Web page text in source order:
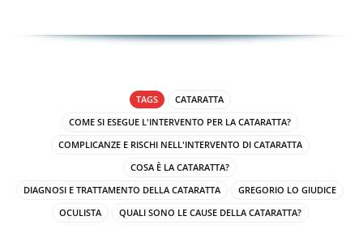
TAGS
CATARATTA
COME SI ESEGUE L'INTERVENTO PER LA CATARATTA?
COMPLICANZE E RISCHI NELL'INTERVENTO DI CATARATTA
COSA È LA CATARATTA?
DIAGNOSI E TRATTAMENTO DELLA CATARATTA
GREGORIO LO GIUDICE
OCULISTA
QUALI SONO LE CAUSE DELLA CATARATTA?